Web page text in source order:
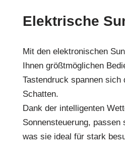
Elektrische
Mit den elektronischen
Ihnen größtmöglichen
Tastendruck spannen sich
Schatten.
Dank der intelligenten
Sonnensteuerung,
was sie ideal für stark